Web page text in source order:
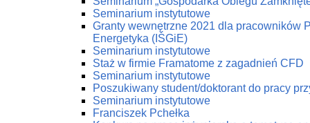
Seminarium instytutowe
Granty wewnętrzne 2021 dla pracowników
Energetyka (IŚGiE)
Seminarium instytutowe
Staż w firmie Framatome z zagadnień CFD
Seminarium instytutowe
Poszukiwany student/doktorant do pracy
Seminarium instytutowe
Franciszek Pchełka